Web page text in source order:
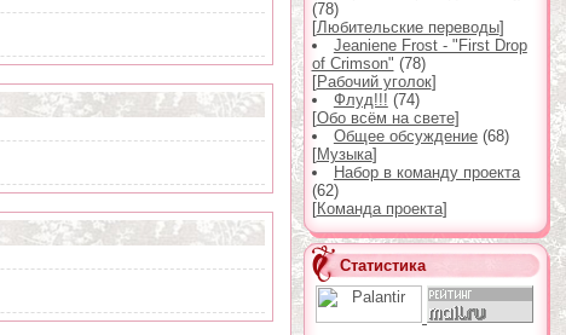
(78)
[Любительские переводы]
Jeaniene Frost - "First Drop
of Crimson" (78)
[Рабочий уголок]
Флуд!!! (74)
[Обо всём на свете]
Общее обсуждение (68)
[Музыка]
Набор в команду проекта
(62)
[Команда проекта]
Статистика